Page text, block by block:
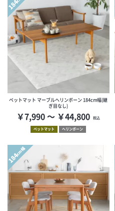
184
ペットマット マーブルヘリンボーン 184cm幅(継
ぎ目なし)
￥7,990 ～ ￥44,800 税込
ペットマット ヘリンボーン
184cm幅